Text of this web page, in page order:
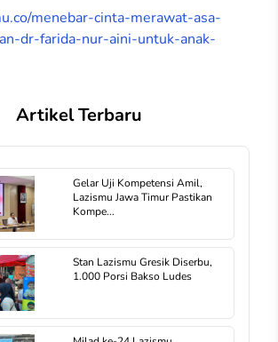
menebar-cinta-merawat-asa-
dr-farida-nur-aini-untuk-anak-
Artikel Terbaru
Gelar Uji Kompetensi Amil,
Lazismu Jawa Timur Pastikan
Kompe...
Stan Lazismu Gresik Diserbu,
1.000 Porsi Bakso Ludes